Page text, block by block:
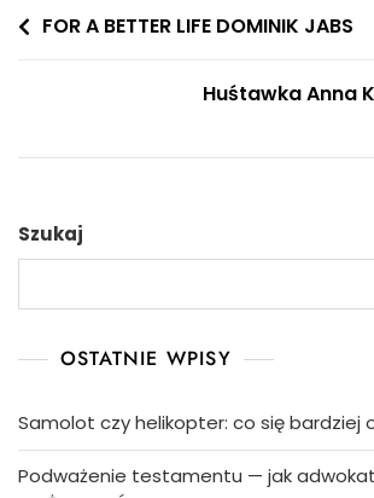
Nawigacja
FOR A BETTER LIFE DOMINIK JABS
Huśtawka Anna
Szukaj
OSTATNIE WPISY
Samolot czy helikopter: co się bardziej
Podważenie testamentu — jak adwokat